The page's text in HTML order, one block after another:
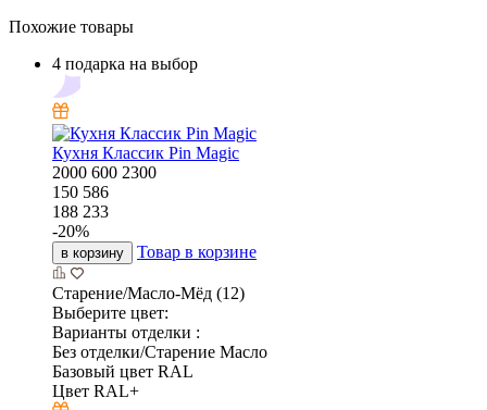
Похожие товары
4 подарка на выбор
Кухня Классик Pin Magic
2000 600 2300
150 586
188 233
-20%
в корзину Товар в корзине
Старение/Масло-Мёд (12)
Выберите цвет:
Варианты отделки :
Без отделки/Старение Масло
Базовый цвет RAL
Цвет RAL+